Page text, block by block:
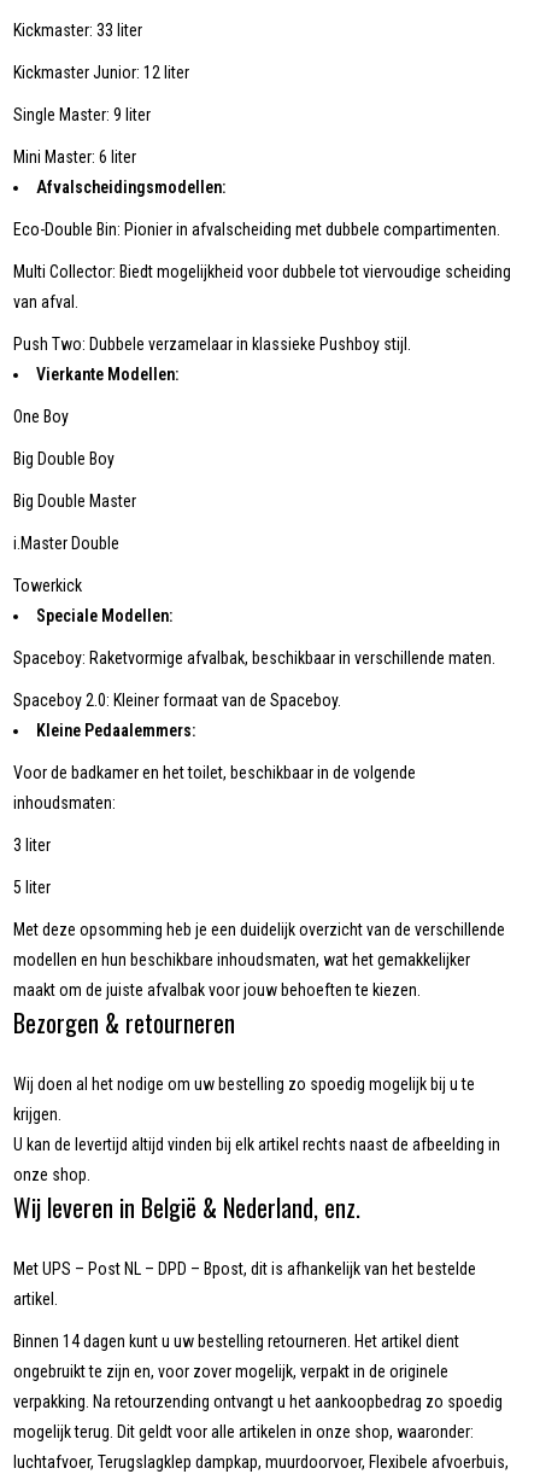
Kickmaster: 33 liter
Kickmaster Junior: 12 liter
Single Master: 9 liter
Mini Master: 6 liter
Afvalscheidingsmodellen:
Eco-Double Bin: Pionier in afvalscheiding met dubbele compartimenten.
Multi Collector: Biedt mogelijkheid voor dubbele tot viervoudige scheiding
van afval.
Push Two: Dubbele verzamelaar in klassieke Pushboy stijl.
Vierkante Modellen:
One Boy
Big Double Boy
Big Double Master
i.Master Double
Towerkick
Speciale Modellen:
Spaceboy: Raketvormige afvalbak, beschikbaar in verschillende maten.
Spaceboy 2.0: Kleiner formaat van de Spaceboy.
Kleine Pedaalemmers:
Voor de badkamer en het toilet, beschikbaar in de volgende
inhoudsmaten:
3 liter
5 liter
Met deze opsomming heb je een duidelijk overzicht van de verschillende
modellen en hun beschikbare inhoudsmaten, wat het gemakkelijker
maakt om de juiste afvalbak voor jouw behoeften te kiezen.
Bezorgen & retourneren
Wij doen al het nodige om uw bestelling zo spoedig mogelijk bij u te
krijgen.
U kan de levertijd altijd vinden bij elk artikel rechts naast de afbeelding in
onze shop.
Wij leveren in België & Nederland, enz.
Met UPS – Post NL – DPD – Bpost, dit is afhankelijk van het bestelde
artikel.
Binnen 14 dagen kunt u uw bestelling retourneren. Het artikel dient
ongebruikt te zijn en, voor zover mogelijk, verpakt in de originele
verpakking. Na retourzending ontvangt u het aankoopbedrag zo spoedig
mogelijk terug. Dit geldt voor alle artikelen in onze shop, waaronder:
luchtafvoer, Terugslagklep dampkap, muurdoorvoer, Flexibele afvoerbuis,